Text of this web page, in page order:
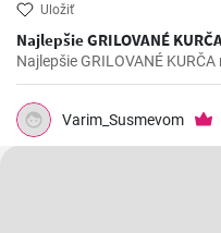
Uložiť
Najlepšie GRILOVANÉ
Najlepšie GRILOVANÉ
Varim_Susmevom